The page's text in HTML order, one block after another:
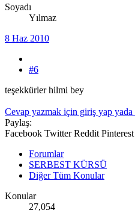
Soyadı
Yılmaz
8 Haz 2010
#6
teşekkürler hilmi bey
Cevap yazmak için giriş yap yada
Paylaş:
Facebook Twitter Reddit Pinterest
Forumlar
SERBEST KÜRSÜ
Diğer Tüm Konular
Konular
27,054